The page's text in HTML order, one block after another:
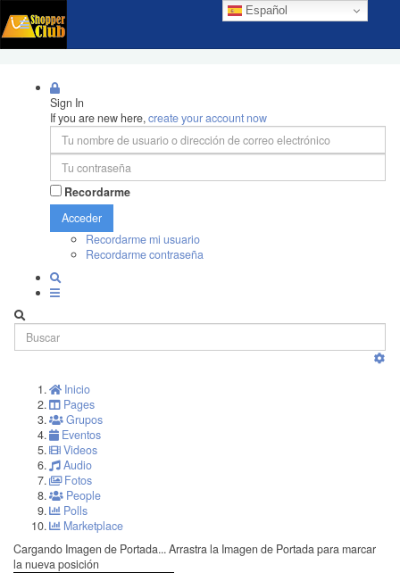
Español
Sign In
If you are new here,create your account now
Recordarme
Acceder
Recordarme mi usuario
Recordarme contraseña
Inicio
Pages
Grupos
Eventos
Videos
Audio
Fotos
People
Polls
Marketplace
Cargando Imagen de Portada... Arrastra la Imagen de Portada para marcar
la nueva posición